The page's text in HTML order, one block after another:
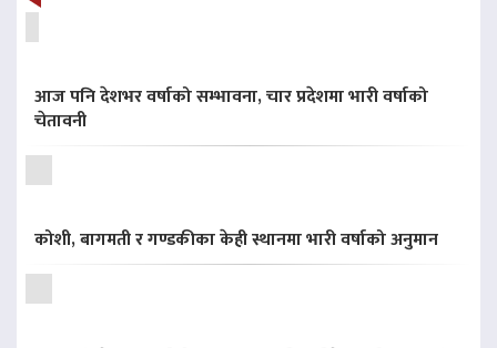
आज पनि देशभर वर्षाको सम्भावना, चार प्रदेशमा भारी वर्षाको
चेतावनी
कोशी, बागमती र गण्डकीका केही स्थानमा भारी वर्षाको अनुमान